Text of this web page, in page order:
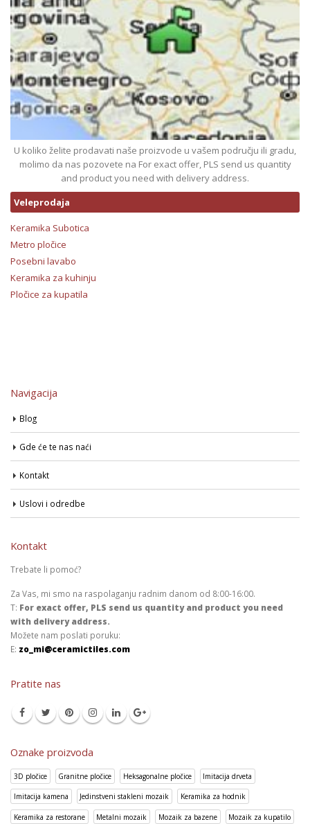
U koliko želite prodavati naše proizvode u vašem području ili gradu,
molimo da nas pozovete na For exact offer, PLS send us quantity
and product you need with delivery address.
Veleprodaja
Keramika Subotica
Metro pločice
Posebni lavabo
Keramika za kuhinju
Pločice za kupatila
Navigacija
Blog
Gde će te nas naći
Kontakt
Uslovi i odredbe
Kontakt
Trebate li pomoć?
Za Vas, mi smo na raspolaganju radnim danom od 8:00-16:00.
T: For exact offer, PLS send us quantity and product you need
with delivery address.
Možete nam poslati poruku:
E: zo_mi@ceramictiles.com
Pratite nas
Oznake proizvoda
3D pločice Granitne pločice Heksagonalne pločice Imitacija drveta
Imitacija kamena Jedinstveni stakleni mozaik Keramika za hodnik
Keramika za restorane Metalni mozaik Mozaik za bazene Mozaik za kupatilo